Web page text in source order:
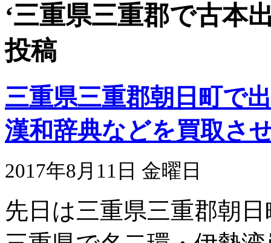
‘三重県三重郡で古本
投稿
三重県三重郡朝日町で
漢和辞典などを買取さ
2017年8月11日 金曜日
先日は三重県三重郡朝